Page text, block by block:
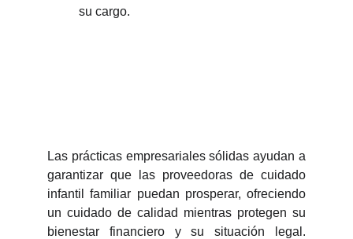
su cargo.
Las prácticas empresariales sólidas ayudan a
garantizar que las proveedoras de cuidado
infantil familiar puedan prosperar, ofreciendo
un cuidado de calidad mientras protegen su
bienestar financiero y su situación legal.